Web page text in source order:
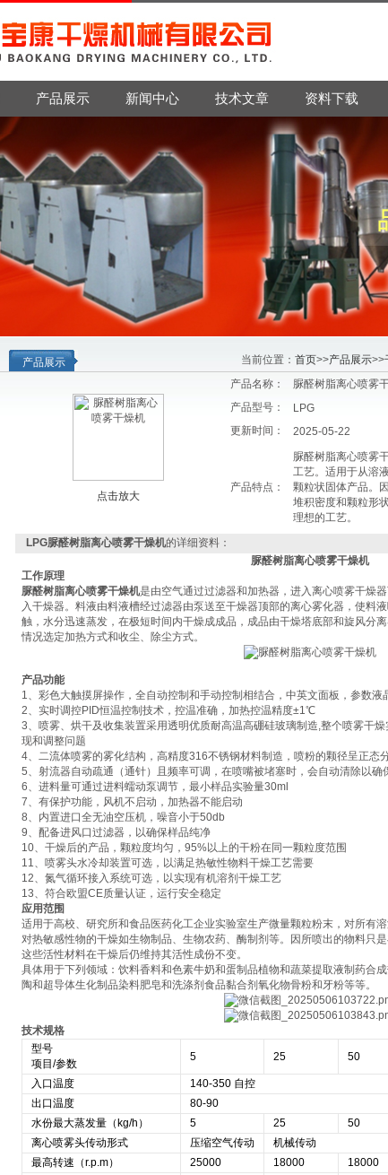
产品展示 新闻中心 技术文章 资料下载
产品展示 当前位置： 首页>>产品展示>>
点击放大
产品名称：
脲醛树脂离心喷雾
产品型号：
LPG
更新时间：
2025-05-22
产品特点：
脲醛树脂离心喷雾
工艺。适用于从溶
颗粒状固体产品。
堆积密度和颗粒形
理想的工艺。
LPG脲醛树脂离心喷雾干燥机的详细资料：
脲醛树脂离心喷雾干燥机
工作原理
脲醛树脂离心喷雾干燥机是由空气通过过滤器和加热器，进入离心喷雾干燥
入干燥器。料液由料液槽经过滤器由泵送至干燥器顶部的离心雾化器，使料
触，水分迅速蒸发，在极短时间内干燥成成品，成品由干燥塔底部和旋风分
情况选定加热方式和收尘、除尘方式。
产品功能
1、彩色大触摸屏操作，全自动控制和手动控制相结合，中英文面板，参数液
2、实时调控PID恒温控制技术，控温准确，加热控温精度±1℃
3、喷雾、烘干及收集装置采用透明优质耐高温高硼硅玻璃制造,整个喷雾干
现和调整问题
4、二流体喷雾的雾化结构，高精度316不锈钢材料制造，喷粉的颗径呈正态
5、射流器自动疏通（通针）且频率可调，在喷嘴被堵塞时，会自动清除以确
6、进料量可通过进料蠕动泵调节，最小样品实验量30ml
7、有保护功能，风机不启动，加热器不能启动
8、内置进口全无油空压机，噪音小于50db
9、配备进风口过滤器，以确保样品纯净
10、干燥后的产品，颗粒度均匀，95%以上的干粉在同一颗粒度范围
11、喷雾头水冷却装置可选，以满足热敏性物料干燥工艺需要
12、氮气循环接入系统可选，以实现有机溶剂干燥工艺
13、符合欧盟CE质量认证，运行安全稳定
应用范围
适用于高校、研究所和食品医药化工企业实验室生产微量颗粒粉末，对所有
对热敏感性物的干燥如生物制品、生物农药、酶制剂等。因所喷出的物料只
这些活性材料在干燥后仍维持其活性成份不变。
具体用于下列领域：饮料香料和色素牛奶和蛋制品植物和蔬菜提取液制药合
陶和超导体生化制品染料肥皂和洗涤剂食品黏合剂氧化物骨粉和牙粉等等。
技术规格
型号
项目/参数
5 25 50
入口温度
140-350 自控
出口温度
80-90
水份最大蒸发量（kg/h）
5 25 50
离心喷雾头传动形式
压缩空气传动
机械传动
最高转速（r.p.m）
25000 18000 18000